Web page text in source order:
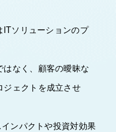
ソリューションのプ
なく、顧客の曖昧な
ジェクトを成立させ
ンパクトや投資対効果